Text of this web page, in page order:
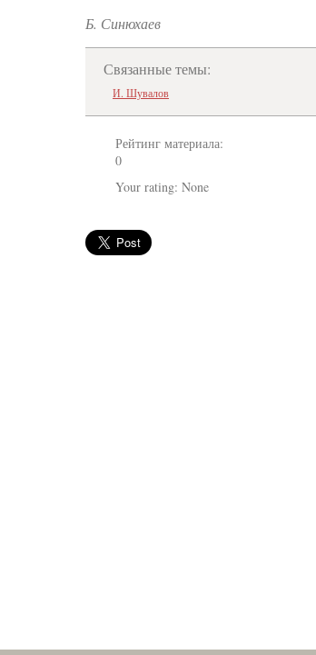
Б. Синюхаев
Связанные темы:
И. Шувалов
Рейтинг материала:
0
Your rating: None